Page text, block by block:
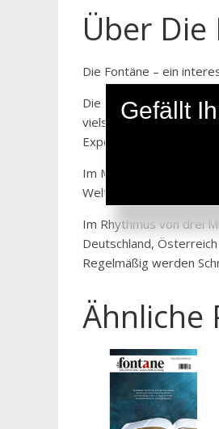
Über Die
Die Fontäne – ein
Die Fontäne steht nicht
vielseitig und vielfältig.
Experten einer großen
Im Mittelpunkt steht
Welt – den Einklang von
Im Rhythmus von drei
Deutschland,
Regelmäßig werden
Ähnliche
Gefällt